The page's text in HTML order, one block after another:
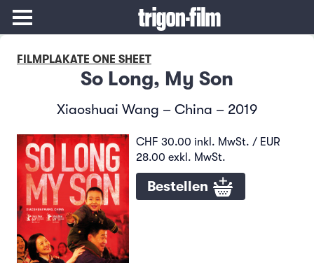
FILMPLAKATE ONE SHEET
So Long, My Son
Xiaoshuai Wang – China – 2019
CHF 30.00 inkl. MwSt. / EUR
28.00 exkl. MwSt.
Bestellen